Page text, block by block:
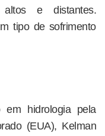
e distantes.
tipo de sofrimento
em hidrologia pela
(EUA), Kelman